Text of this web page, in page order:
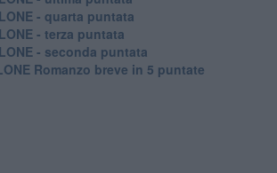
- quarta puntata
- terza puntata
- seconda puntata
Romanzo breve in 5 puntate